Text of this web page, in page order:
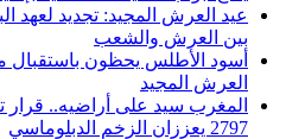
عيد العرش المجيد: تجديد لعهد
بين العرش والشعب
أسود الأطلس يحظون باستقبال
العرش المجيد
المغرب سيد على أراضيه..
2797 يعززان الزخم الدبلوماسي